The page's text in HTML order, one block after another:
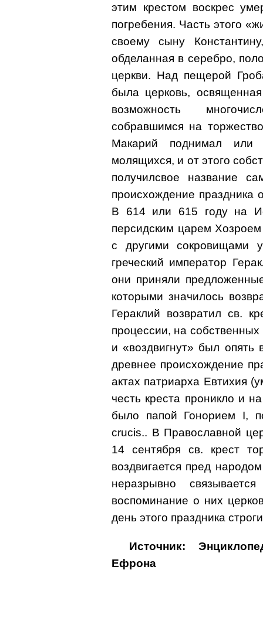
этим крестом воскрес
погребения. Часть этого
своему сыну
обделанная в серебро,
церкви. Над пещерой
была церковь,
возможность
собравшимся на
Макарий поднимал или
молящихся, и от этого
получилсвое название
происхождение праздника
В 614 или 615 году на
персидским царем
с другими сокровищами
греческий император
они приняли
которыми значилось
Гераклий возвратил св.
процессии, на собственных
и «воздвигнут» был опять
древнее происхождение
актах патриарха Евтихия
честь креста проникло и
было папой Гонорием I,
crucis.. В Православной
14 сентября св. крест
воздвигается пред
неразрывно
воспоминание о них
день этого праздника
Источник:
Ефрона